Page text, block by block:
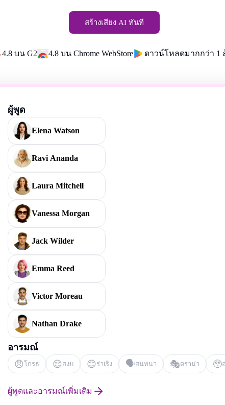
สร้างเสียง AI ทันที
4.8 บน G2 4.8 บน Chrome WebStore ดาวน์โหลดมากกว่า 1
ผู้พูด
Elena Watson
Ravi Ananda
Laura Mitchell
Vanessa Morgan
Jack Wilder
Emma Reed
Victor Moreau
Nathan Drake
อารมณ์
😠โกรธ 😌สงบ 😊ร่าเริง 🗣️สนทนา 🎭ดราม่า 🥹
ผู้พูดและอารมณ์เพิ่มเติม